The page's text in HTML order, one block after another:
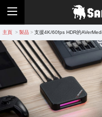
主頁 > 製品 > 支援4K/60fps HDR的